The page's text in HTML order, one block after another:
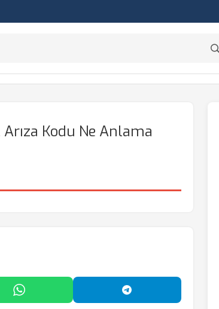
Kodu Ne Anlama
WhatsApp'ta Paylaş Telegram'da Paylaş